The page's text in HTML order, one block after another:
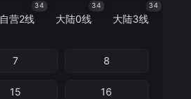
自营2线
34
大陆0线
34
大陆3线
34
7 8
15 16